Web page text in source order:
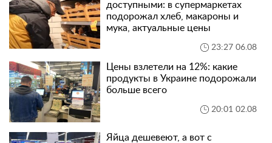
доступными: в супермаркетах
подорожал хлеб, макароны и
мука, актуальные цены
23:27 06.08
Цены взлетели на 12%: какие
продукты в Украине подорожали
больше всего
20:01 02.08
Яйца дешевеют, а вот с